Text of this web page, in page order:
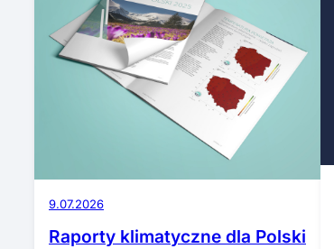
9.07.2026
Raporty klimatyczne dla Polski